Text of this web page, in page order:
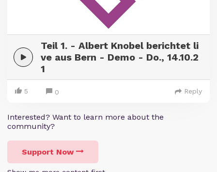
Teil 1. - Albert Knobel berichtet li
ve aus Bern - Demo - Do., 14.10.2
1
5 0 Reply
Interested? Want to learn more about the
community?
Support Now